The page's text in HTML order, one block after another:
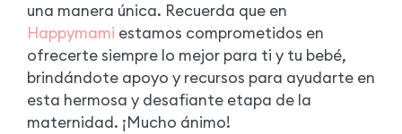
una manera única. Recuerda que en
Happymami estamos comprometidos en
ofrecerte siempre lo mejor para ti y tu bebé,
brindándote apoyo y recursos para ayudarte en
esta hermosa y desafiante etapa de la
maternidad. ¡Mucho ánimo!